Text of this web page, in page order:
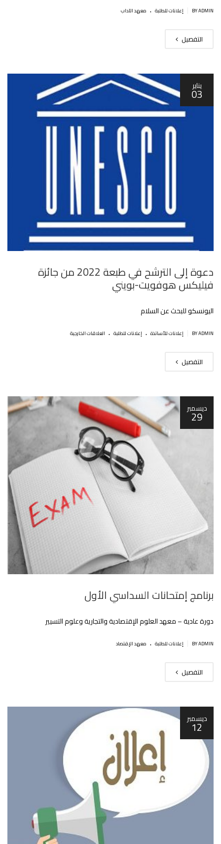
BY ADMIN إعلانات للطلبة . معهد الآداب
التفصيل
يناير
03
دعوة إلى الترشح في طبعة 2022 من جائزة
فيليكس هوفويت-بويني
اليونسكو للبحث عن السلام
BY ADMIN إعلانات للأساتذة . إعلانات للطلبة . العلاقات الخارجية
التفصيل
ديسمبر
29
برنامج إمتحانات السداسي اﻷول
دورة عادية – معهد العلوم الإقتصادية والتجارية وعلوم التسيير
BY ADMIN إعلانات للطلبة . معهد الإقتصاد
التفصيل
ديسمبر
12